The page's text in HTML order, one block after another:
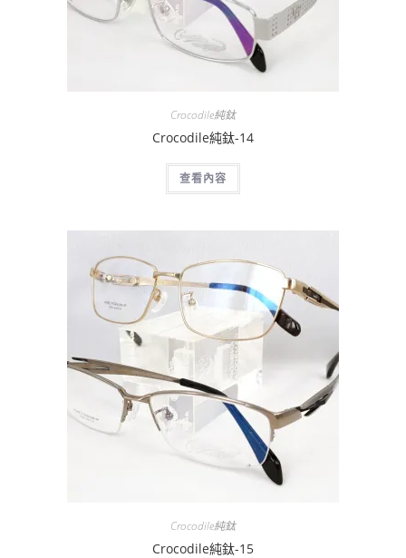
Crocodile純鈦
Crocodile純鈦-14
查看內容
Crocodile純鈦
Crocodile純鈦-15